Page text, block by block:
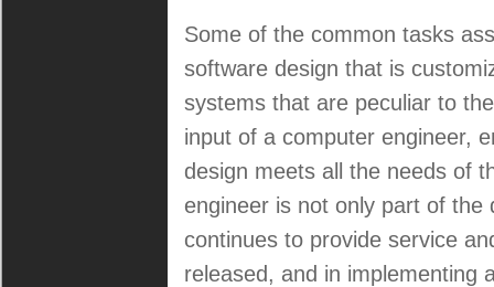
Some of the common tasks
software design that is
systems that are peculiar to
input of a computer engineer,
design meets all the needs of
engineer is not only part of the
continues to provide service
released, and in implementing